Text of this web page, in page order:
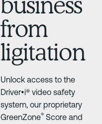
from
ligitation
Unlock access to the
Driver•i® video safety
system, our proprietary
GreenZone® Score and